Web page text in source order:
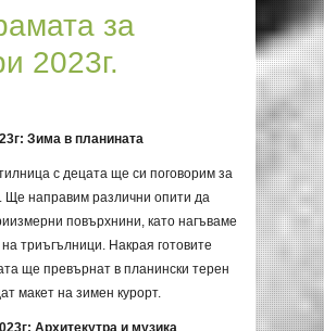
за
2023г.
23г: Зима в планината
с децата ще си поговорим за
Ще направим различни опити да
повърхнини, като нагъваме
триъгълници. Накрая готовите
ще превърнат в планински терен
макет на зимен курорт.